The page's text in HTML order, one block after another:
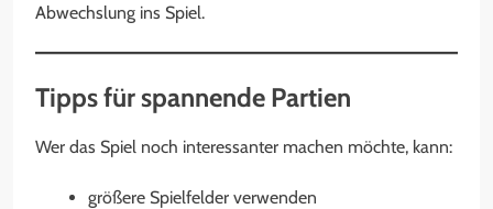
Abwechslung ins Spiel.
Tipps für spannende Partien
Wer das Spiel noch interessanter machen möchte, kann:
größere Spielfelder verwenden